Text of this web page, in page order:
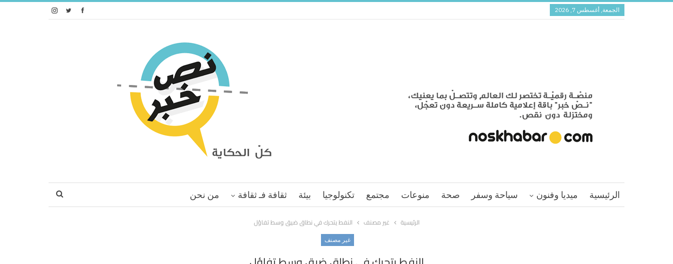
الجمعة, أغسطس 7, 2026
الرئيسية ميديا وفنون سياحة وسفر صحة منوعات مجتمع تكنولوجيا بيئة ثقافة فـ ثقافة من نحن
الرئيسية غير مصنف النفط يتحرك في نطاق ضيق وسط تفاؤل
غير مصنف